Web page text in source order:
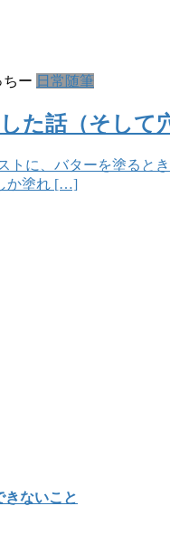
ちー 日常 随筆
た話（そして
に、バターを塗ると
か塗れ […]
ないこと